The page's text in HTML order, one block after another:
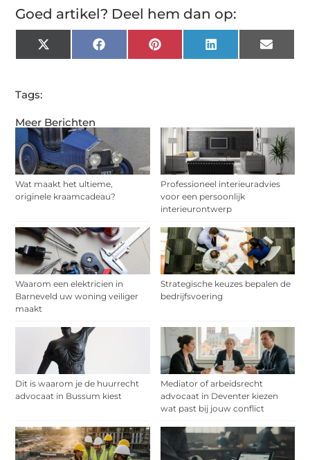
Meer Berichten
Wat maakt het ultieme,
originele kraamcadeau?
Professioneel interieuradvies
voor een persoonlijk
interieurontwerp
Waarom een elektricien in
Barneveld uw woning veiliger
maakt
Strategische keuzes bepalen de
bedrijfsvoering
Dit is waarom je de huurrecht
advocaat in Bussum kiest
Mediator of arbeidsrecht
advocaat in Deventer kiezen
wat past bij jouw conflict
Goed artikel? Deel hem dan op:
X
(Twitter)
Facebook Pinterest LinkedIn Email
Tags: